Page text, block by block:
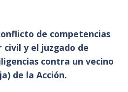
de competencias
y el juzgado de
contra un vecino
de la Acción.